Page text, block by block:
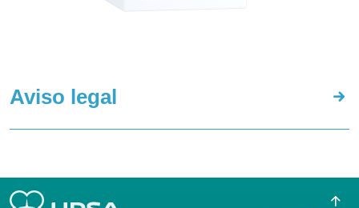
Aviso legal